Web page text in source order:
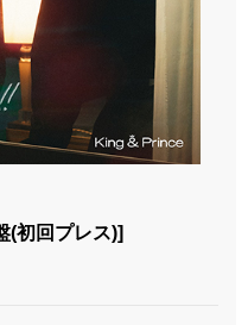
初回プレス)]